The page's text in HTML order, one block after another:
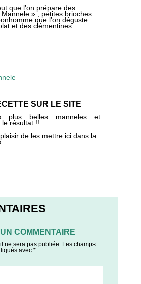
que l’on prépare des
» , petites brioches
que l’on déguste
et des clémentines
SUR LE SITE
plus belles manneles et
résultat !!
de les mettre ici dans la
COMMENTAIRE
ne sera pas publiée. Les champs
avec *